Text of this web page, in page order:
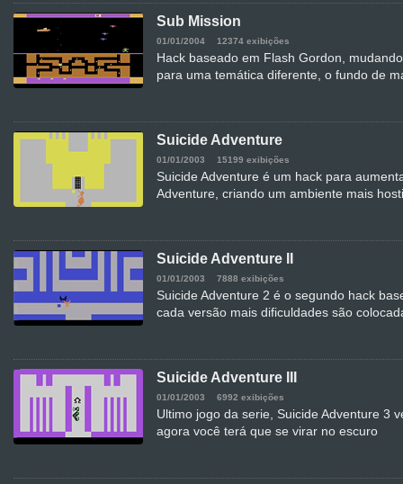
Sub Mission
01/01/2004 12374 exibições
Hack baseado em Flash Gordon,
para uma temática diferente, o fundo de
Suicide Adventure
01/01/2003 15199 exibições
Suicide Adventure é um hack para
Adventure, criando um ambiente mais
Suicide Adventure II
01/01/2003 7888 exibições
Suicide Adventure 2 é o segundo hack
cada versão mais dificuldades são
Suicide Adventure III
01/01/2003 6992 exibições
Ultimo jogo da serie, Suicide Adventure 3
agora você terá que se virar no escuro